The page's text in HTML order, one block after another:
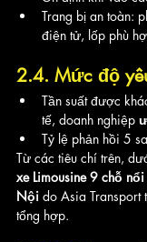
Trang bị an toàn:
điện tử, lốp phù
2.4. Mức độ
Tần suất được
tế, doanh nghiệp
Tỷ lệ phản hồi 5
Từ các tiêu chí trên,
xe Limousine 9 chỗ
Nội do Asia Transport
tổng hợp.